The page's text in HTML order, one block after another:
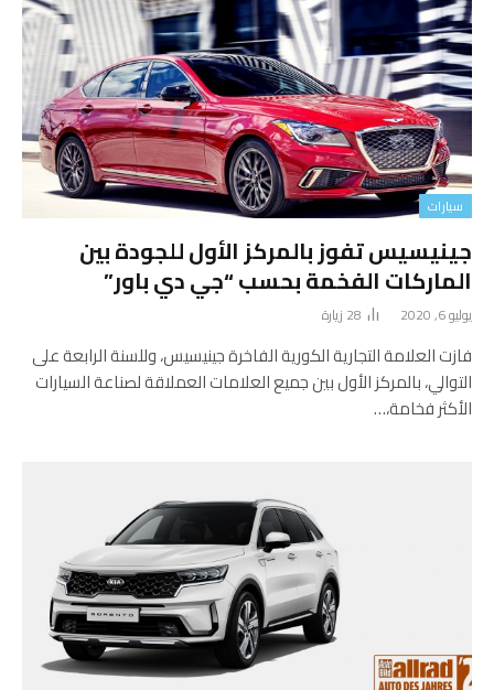
سيارات
جينيسيس تفوز بالمركز الأول للجودة بين
الماركات الفخمة بحسب “جي دي باور”
يوليو 6, 2020 28 زيارة
فازت العلامة التجارية الكورية الفاخرة جينيسيس، وللسنة الرابعة على
التوالي، بالمركز الأول بين جميع العلامات العملاقة لصناعة السيارات
الأكثر فخامة،…